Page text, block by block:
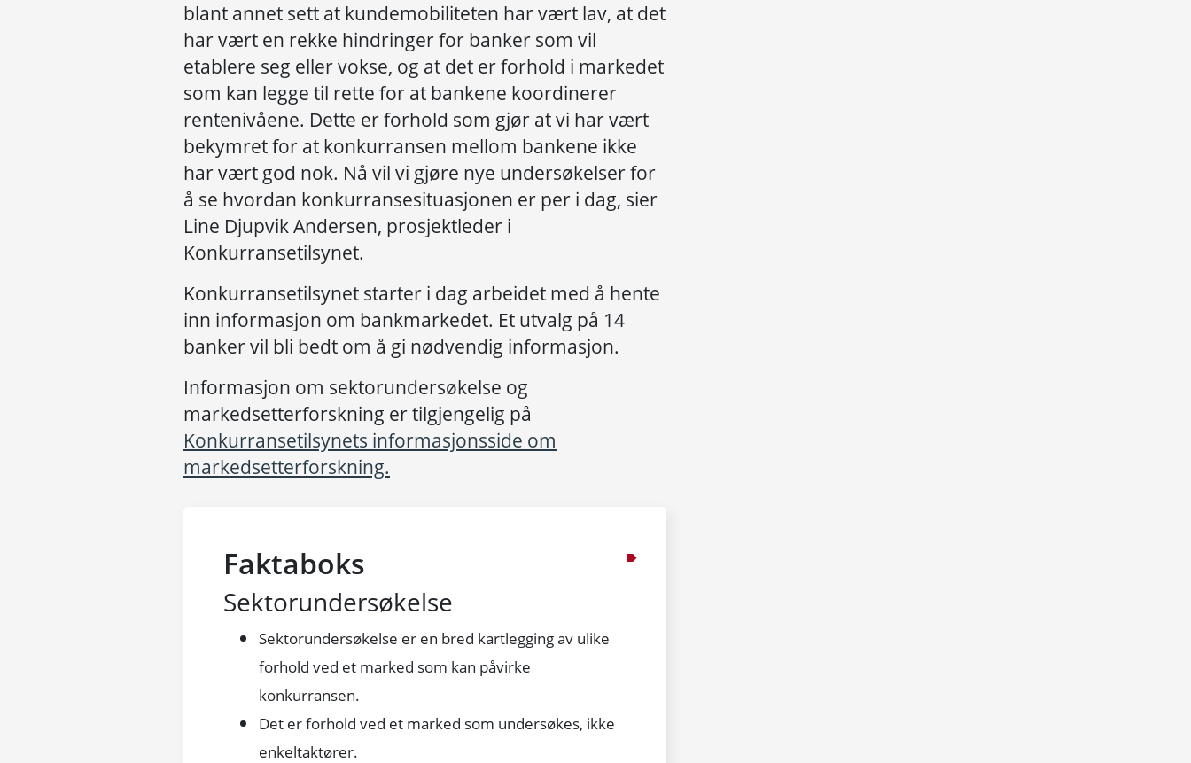
blant annet sett at kundemobiliteten har vært lav, at det
har vært en rekke hindringer for banker som vil
etablere seg eller vokse, og at det er forhold i markedet
som kan legge til rette for at bankene koordinerer
rentenivåene. Dette er forhold som gjør at vi har vært
bekymret for at konkurransen mellom bankene ikke
har vært god nok. Nå vil vi gjøre nye undersøkelser for
å se hvordan konkurransesituasjonen er per i dag, sier
Line Djupvik Andersen, prosjektleder i
Konkurransetilsynet.
Konkurransetilsynet starter i dag arbeidet med å hente
inn informasjon om bankmarkedet. Et utvalg på 14
banker vil bli bedt om å gi nødvendig informasjon.
Informasjon om sektorundersøkelse og
markedsetterforskning er tilgjengelig på
Konkurransetilsynets informasjonsside om
markedsetterforskning.
Faktaboks
Sektorundersøkelse
Sektorundersøkelse er en bred kartlegging av ulike
forhold ved et marked som kan påvirke
konkurransen.
Det er forhold ved et marked som undersøkes, ikke
enkeltaktører.